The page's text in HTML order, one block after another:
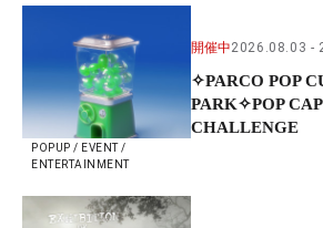
POPUP / EVENT /
ENTERTAINMENT
開催中2026.08.03
✧PARCO POP
PARK✧POP
CHALLENGE